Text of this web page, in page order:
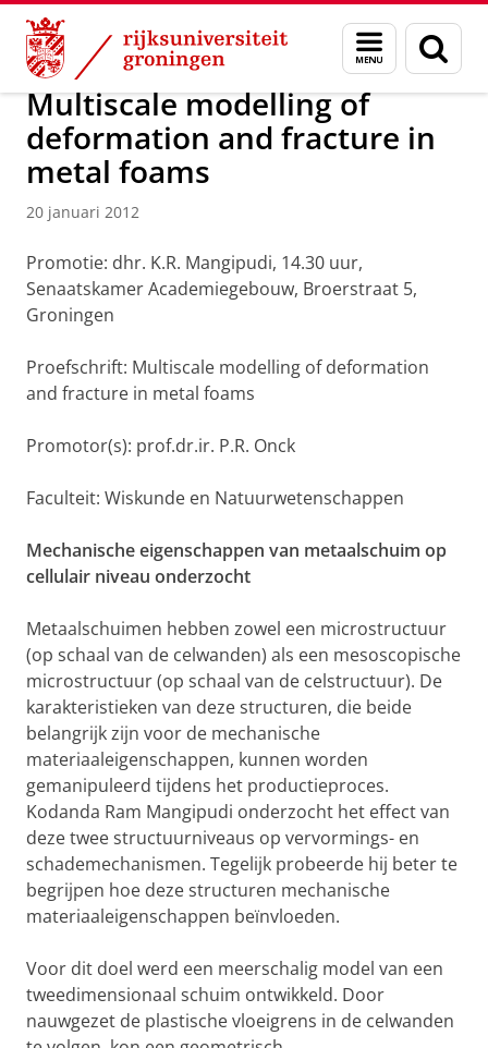
Skip
Content
Skip
Navigation
Menu
en
zoeken
Over ons Actueel Nieuws Nieuwsberichten
Multiscale modelling of
deformation and fracture in
metal foams
20 januari 2012
Promotie: dhr. K.R. Mangipudi, 14.30 uur,
Senaatskamer Academiegebouw, Broerstraat 5,
Groningen
Proefschrift: Multiscale modelling of deformation
and fracture in metal foams
Promotor(s): prof.dr.ir. P.R. Onck
Faculteit: Wiskunde en Natuurwetenschappen
Mechanische eigenschappen van metaalschuim op
cellulair niveau onderzocht
Metaalschuimen hebben zowel een microstructuur
(op schaal van de celwanden) als een mesoscopische
microstructuur (op schaal van de celstructuur). De
karakteristieken van deze structuren, die beide
belangrijk zijn voor de mechanische
materiaaleigenschappen, kunnen worden
gemanipuleerd tijdens het productieproces.
Kodanda Ram Mangipudi onderzocht het effect van
deze twee structuurniveaus op vervormings- en
schademechanismen. Tegelijk probeerde hij beter te
begrijpen hoe deze structuren mechanische
materiaaleigenschappen beïnvloeden.
Voor dit doel werd een meerschalig model van een
tweedimensionaal schuim ontwikkeld. Door
nauwgezet de plastische vloeigrens in de celwanden